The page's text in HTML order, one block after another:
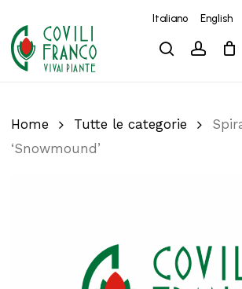
main
content
Italiano English
search
Carrello
Home Tutte le categorie
‘Snowmound’